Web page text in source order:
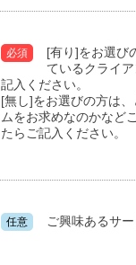
必須
[有り]をお選び
ているクライ
記入ください。
[無し]をお選びの方は
ムをお求めなのかなど
たらご記入ください。
任意 ご興味あるサー